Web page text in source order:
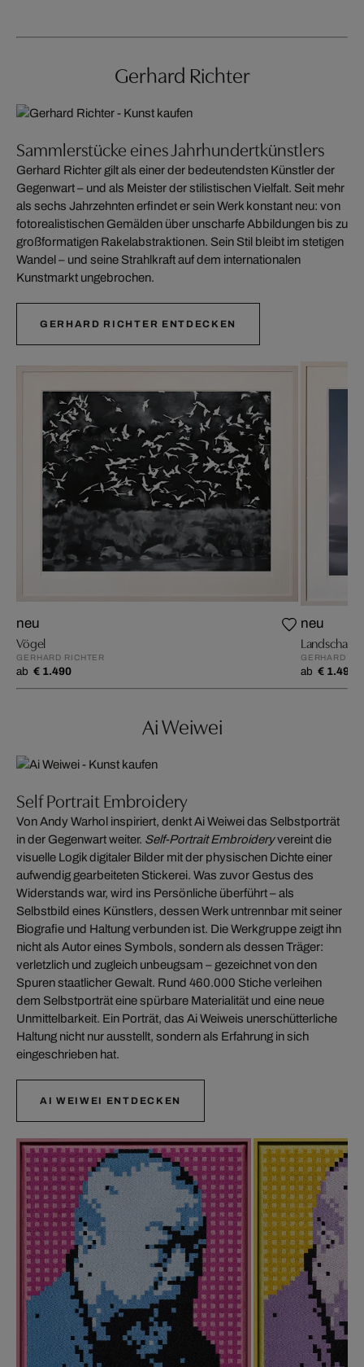
Gerhard Richter
Sammlerstücke eines Jahrhundertkünstlers
Gerhard Richter gilt als einer der bedeutendsten Künstler der
Gegenwart – und als Meister der stilistischen Vielfalt. Seit mehr
als sechs Jahrzehnten erfindet er sein Werk konstant neu: von
fotorealistischen Gemälden über unscharfe Abbildungen bis zu
großformatigen Rakelabstraktionen. Sein Stil bleibt im stetigen
Wandel – und seine Strahlkraft auf dem internationalen
Kunstmarkt ungebrochen.
GERHARD RICHTER ENTDECKEN
neu
Vögel
GERHARD RICHTER
ab € 1.490
neu
Landschaft
GERHARD
ab € 1.490
Ai Weiwei
Self Portrait Embroidery
Von Andy Warhol inspiriert, denkt Ai Weiwei das Selbstporträt
in der Gegenwart weiter. Self-Portrait Embroideryvereint die
visuelle Logik digitaler Bilder mit der physischen Dichte einer
aufwendig gearbeiteten Stickerei. Was zuvor Gestus des
Widerstands war, wird ins Persönliche überführt – als
Selbstbild eines Künstlers, dessen Werk untrennbar mit seiner
Biografie und Haltung verbunden ist. Die Werkgruppe zeigt ihn
nicht als Autor eines Symbols, sondern als dessen Träger:
verletzlich und zugleich unbeugsam – gezeichnet von den
Spuren staatlicher Gewalt. Rund 460.000 Stiche verleihen
dem Selbstporträt eine spürbare Materialität und eine neue
Unmittelbarkeit. Ein Porträt, das Ai Weiweis unerschütterliche
Haltung nicht nur ausstellt, sondern als Erfahrung in sich
eingeschrieben hat.
AI WEIWEI ENTDECKEN